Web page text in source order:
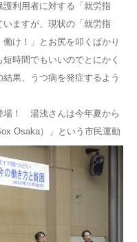
利用者に対する「就労指
ますが、現状の「就労指
け！」とお尻を叩くばかり
時間でもいいのでとにかく
果、うつ病を発症するよう
場！ 湯浅さんは今年夏から
Osaka）」という市民運動